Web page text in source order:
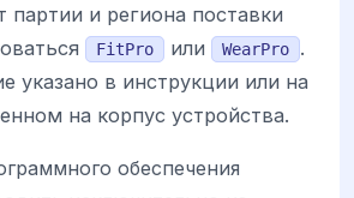
партии и региона поставки
FitPro или WearPro
.
указано в инструкции или на
на корпус устройства.
обеспечения